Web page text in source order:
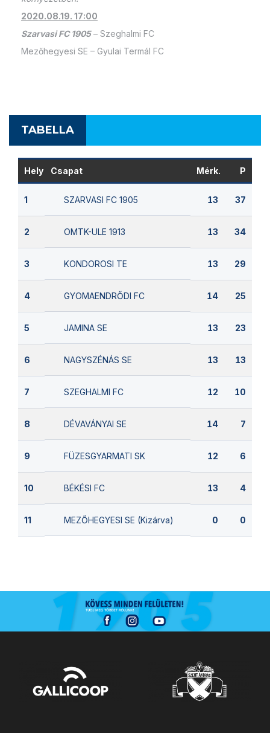
2020.08.19. 17:00
Szarvasi FC 1905– Szeghalmi FC
Mezőhegyesi SE – Gyulai Termál FC
TABELLA
Hely Csapat Mérk. P
1 SZARVASI FC 1905 13 37
2 OMTK-ULE 1913 13 34
3 KONDOROSI TE 13 29
4 GYOMAENDRŐDI FC 14 25
5 JAMINA SE 13 23
6 NAGYSZÉNÁS SE 13 13
7 SZEGHALMI FC 12 10
8 DÉVAVÁNYAI SE 14 7
9 FÜZESGYARMATI SK 12 6
10 BÉKÉSI FC 13 4
11 MEZŐHEGYESI SE (Kizárva) 0 0